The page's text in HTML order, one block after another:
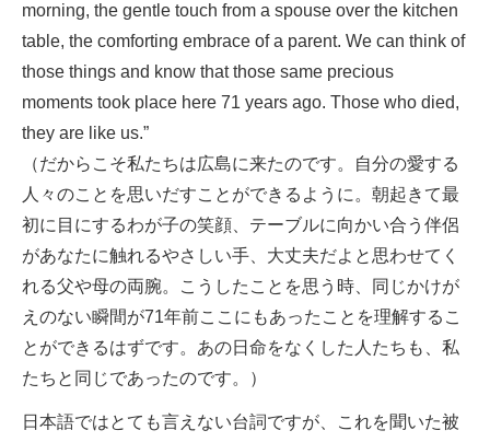
morning, the gentle touch from a spouse over the kitchen
table, the comforting embrace of a parent. We can think of
those things and know that those same precious
moments took place here 71 years ago. Those who died,
they are like us.”
（だからこそ私たちは広島に来たのです。自分の愛する
人々のことを思いだすことができるように。朝起きて最
初に目にするわが子の笑顔、テーブルに向かい合う伴侶
があなたに触れるやさしい手、大丈夫だよと思わせてく
れる父や母の両腕。こうしたことを思う時、同じかけが
えのない瞬間が71年前ここにもあったことを理解するこ
とができるはずです。あの日命をなくした人たちも、私
たちと同じであったのです。）
日本語ではとても言えない台詞ですが、これを聞いた被